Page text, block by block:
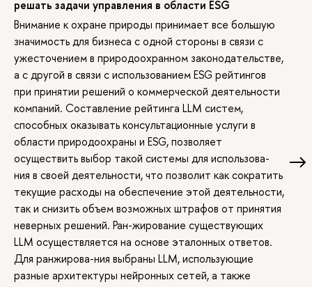
решать задачи управления в области ESG
Внимание к охране природы принимает все большую
значимость для бизнеса с одной стороны в связи с
ужесточением в природоохранном законодательстве,
а с другой в связи с использованием ESG рейтингов
при принятии решений о коммерческой деятельности
компаний. Составление рейтинга LLM систем,
способных оказывать консультационные услуги в
области природоохраны и ESG, позволяет
осуществить выбор такой системы для использова-
ния в своей деятельности, что позволит как сократить
текущие расходы на обеспечение этой деятельности,
так и снизить объем возможных штрафов от принятия
неверных решений. Ран-жирование существующих
LLM осуществляется на основе эталонных ответов.
Для ранжирова-ния выбраны LLM, использующие
разные архитектуры нейронных сетей, а также